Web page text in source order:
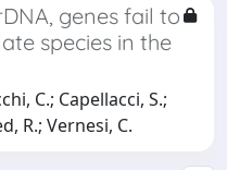
genes fail to
species in the
C.; Capellacci, S.;
R.; Vernesi, C.